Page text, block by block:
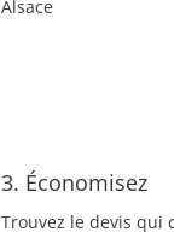
Alsace
3. Économisez
Trouvez le devis qui